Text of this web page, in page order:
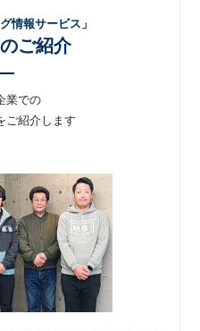
情報サービス」
ご紹介
業での
ご紹介します